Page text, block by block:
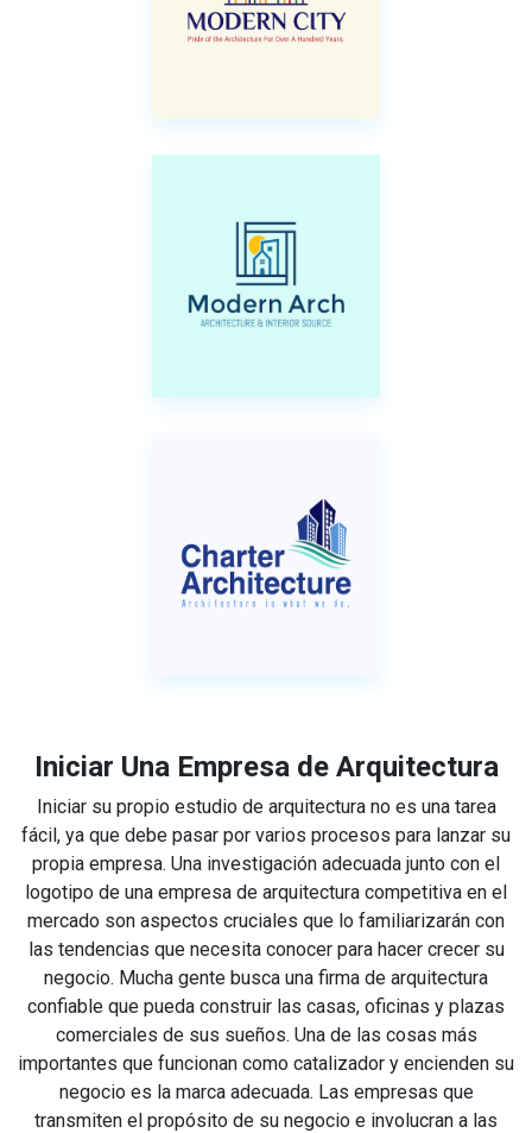
Iniciar Una Empresa de Arquitectura
Iniciar su propio estudio de arquitectura no es una tarea
fácil, ya que debe pasar por varios procesos para lanzar su
propia empresa. Una investigación adecuada junto con el
logotipo de una empresa de arquitectura competitiva en el
mercado son aspectos cruciales que lo familiarizarán con
las tendencias que necesita conocer para hacer crecer su
negocio. Mucha gente busca una firma de arquitectura
confiable que pueda construir las casas, oficinas y plazas
comerciales de sus sueños. Una de las cosas más
importantes que funcionan como catalizador y encienden su
negocio es la marca adecuada. Las empresas que
transmiten el propósito de su negocio e involucran a las